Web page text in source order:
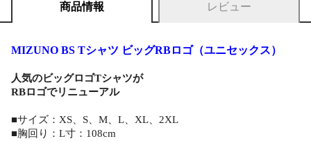
商品情報 レビュー
MIZUNO BS Tシャツ ビッグRBロゴ（ユニセックス）
人気のビッグロゴTシャツが
RBロゴでリニューアル
■サイズ：XS、S、M、L、XL、2XL
■胸回り：L寸：108cm